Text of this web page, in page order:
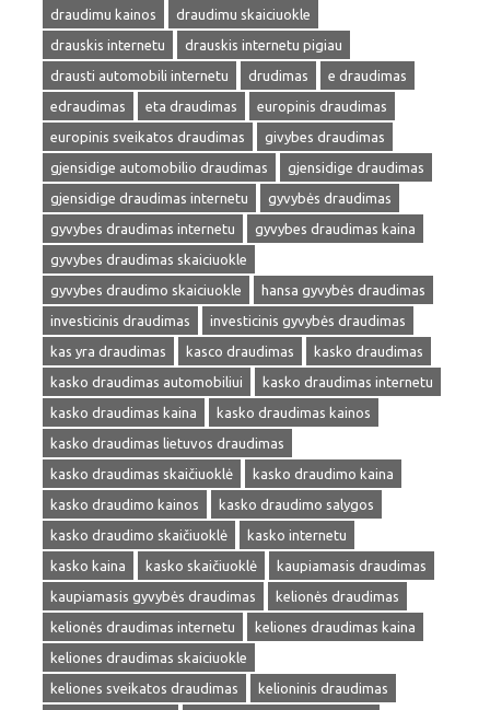
draudimu kainos
draudimu skaiciuokle
drauskis internetu
drauskis internetu pigiau
drausti automobili internetu
drudimas
e draudimas
edraudimas
eta draudimas
europinis draudimas
europinis sveikatos draudimas
givybes draudimas
gjensidige automobilio draudimas
gjensidige draudimas
gjensidige draudimas internetu
gyvybės draudimas
gyvybes draudimas internetu
gyvybes draudimas kaina
gyvybes draudimas skaiciuokle
gyvybes draudimo skaiciuokle
hansa gyvybės draudimas
investicinis draudimas
investicinis gyvybės draudimas
kas yra draudimas
kasco draudimas
kasko draudimas
kasko draudimas automobiliui
kasko draudimas internetu
kasko draudimas kaina
kasko draudimas kainos
kasko draudimas lietuvos draudimas
kasko draudimas skaičiuoklė
kasko draudimo kaina
kasko draudimo kainos
kasko draudimo salygos
kasko draudimo skaičiuoklė
kasko internetu
kasko kaina
kasko skaičiuoklė
kaupiamasis draudimas
kaupiamasis gyvybės draudimas
kelionės draudimas
kelionės draudimas internetu
keliones draudimas kaina
keliones draudimas skaiciuokle
keliones sveikatos draudimas
kelioninis draudimas